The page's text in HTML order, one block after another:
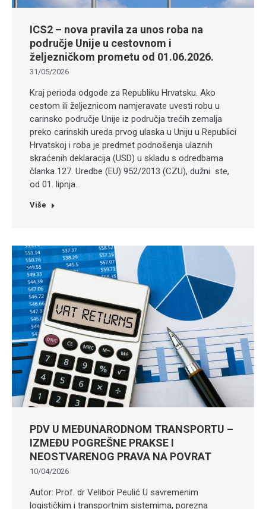
ICS2 – nova pravila za unos roba na
područje Unije u cestovnom i
željezničkom prometu od 01.06.2026.
31/05/2026
Kraj perioda odgode za Republiku Hrvatsku. Ako
cestom ili željeznicom namjeravate uvesti robu u
carinsko područje Unije iz područja trećih zemalja
preko carinskih ureda prvog ulaska u Uniju u Republici
Hrvatskoj i roba je predmet podnošenja ulaznih
skraćenih deklaracija (USD) u skladu s odredbama
članka 127. Uredbe (EU) 952/2013 (CZU), dužni ste,
od 01. lipnja…
Više
PDV U MEĐUNARODNOM TRANSPORTU –
IZMEĐU POGREŠNE PRAKSE I
NEOSTVARENOG PRAVA NA POVRAT
10/04/2026
Autor: Prof. dr Velibor Peulić U savremenim
logističkim i transportnim sistemima, porezna